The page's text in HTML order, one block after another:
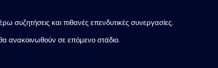
συζητήσεις και πιθανές επενδυτικές συνεργασίες.
ανακοινωθούν σε επόμενο στάδιο.